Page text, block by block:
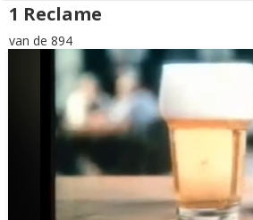
1 Reclame
van de 894